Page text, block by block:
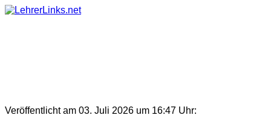
Skip
Veröffentlicht am 03. Juli 2026 um 16:47 Uhr: